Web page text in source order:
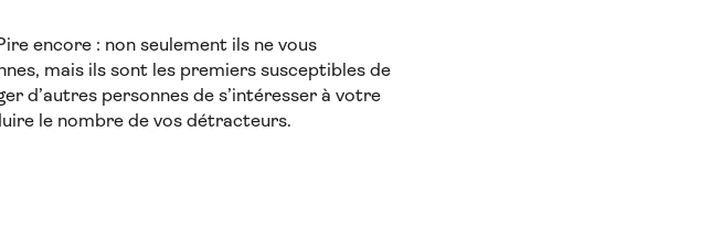
encore : non seulement ils ne vous
mais ils sont les premiers susceptibles de
d’autres personnes de s’intéresser à votre
le nombre de vos détracteurs.